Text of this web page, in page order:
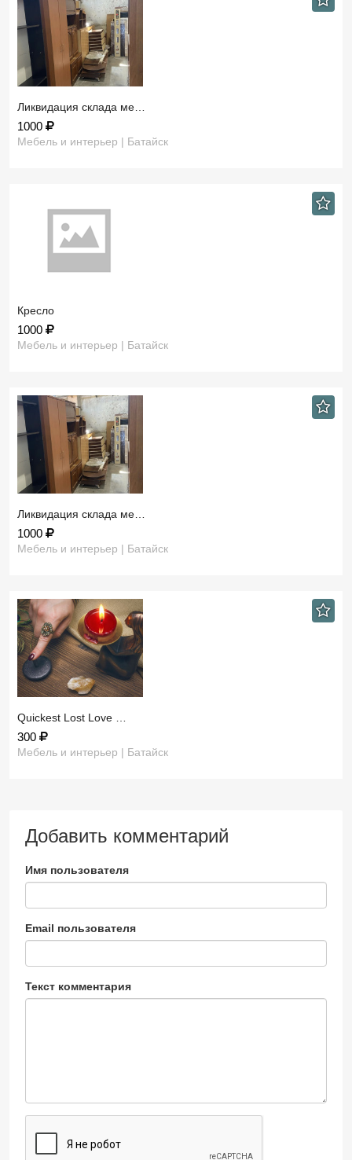
Ликвидация склада ме…
1000
Мебель и интерьер | Батайск
Кресло
1000
Мебель и интерьер | Батайск
Ликвидация склада ме…
1000
Мебель и интерьер | Батайск
​Quickest Lost Love …
300
Мебель и интерьер | Батайск
Добавить комментарий
Имя пользователя
Email пользователя
Текст комментария